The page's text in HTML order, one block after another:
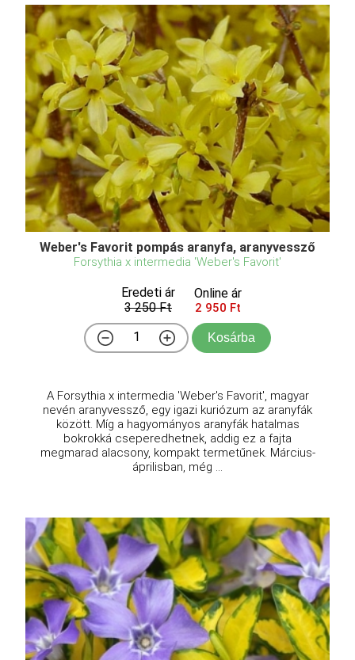
Weber's Favorit pompás aranyfa, aranyvessző
Forsythia x intermedia 'Weber's Favorit'
Eredeti ár
3 250 Ft
Online ár
2 950 Ft
Kosárba
A Forsythia x intermedia 'Weber's Favorit', magyar
nevén aranyvessző, egy igazi kuriózum az aranyfák
között. Míg a hagyományos aranyfák hatalmas
bokrokká cseperedhetnek, addig ez a fajta
megmarad alacsony, kompakt termetűnek. Március-
áprilisban, még ...